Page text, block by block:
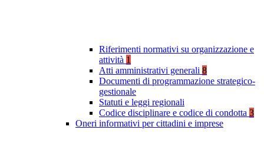
Riferimenti normativi su organizzazione e
attività 1
Atti amministrativi generali 8
Documenti di programmazione strategico-
gestionale
Statuti e leggi regionali
Codice disciplinare e codice di condotta 3
Oneri informativi per cittadini e imprese